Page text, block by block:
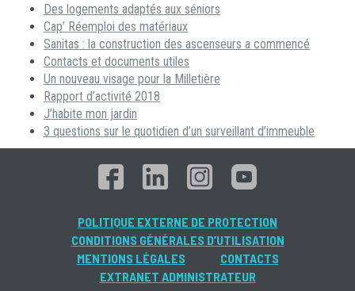
Des logements adaptés aux séniors
Cap’ Réemploi des matériaux
Sanitas : la construction des ascenseurs a commencé
Contacts et documents utiles
Un nouveau visage pour la Milletière
Rapport d’activité 2018
J’habite mon jardin
3 questions sur le quotidien d’un surveillant d’immeuble
POLITIQUE EXTERNE DE PROTECTION
CONDITIONS GÉNÉRALES D’UTILISATION
MENTIONS LÉGALES
CONTACTS
EXTRANET ADMINISTRATEUR